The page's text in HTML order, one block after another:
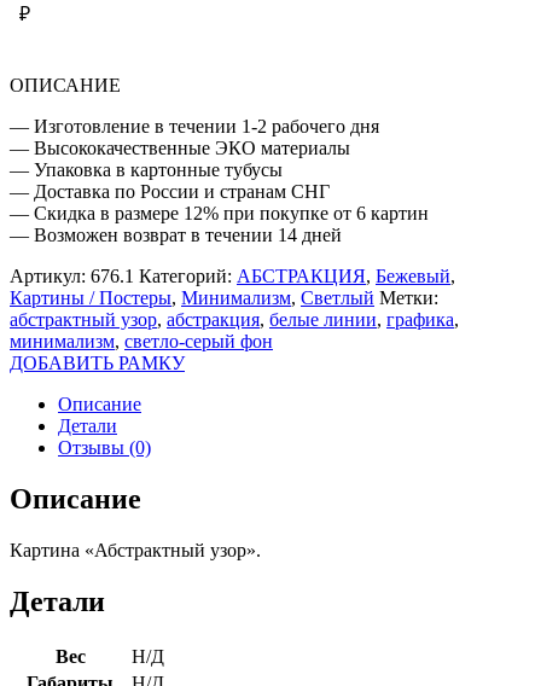
₽
ОПИСАНИЕ
— Изготовление в течении 1-2 рабочего дня
— Высококачественные ЭКО материалы
— Упаковка в картонные тубусы
— Доставка по России и странам СНГ
— Скидка в размере 12% при покупке от 6 картин
— Возможен возврат в течении 14 дней
Артикул: 676.1 Категорий: АБСТРАКЦИЯ, Бежевый,
Картины / Постеры, Минимализм, Светлый Метки:
абстрактный узор, абстракция, белые линии, графика,
минимализм, светло-серый фон
ДОБАВИТЬ РАМКУ
Описание
Детали
Отзывы (0)
Описание
Картина «Абстрактный узор».
Детали
Вес
Н/Д